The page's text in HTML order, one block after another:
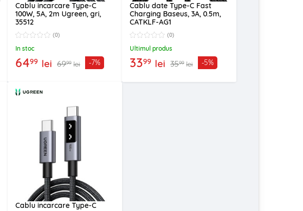
Cablu incarcare Type-C
100W, 5A, 2m Ugreen, gri,
35512
(0)
In stoc
6499 lei 6999 lei -7%
Cablu date Type-C Fast
Charging Baseus, 3A, 0.5m,
CATKLF-AG1
(0)
Ultimul produs
3399 lei 3599 lei -5%
Cablu incarcare Type-C